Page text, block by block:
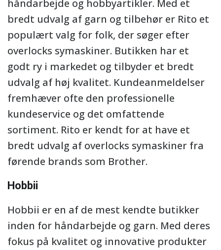
håndarbejde og hobbyartikler. Med et
bredt udvalg af garn og tilbehør er Rito et
populært valg for folk, der søger efter
overlocks symaskiner. Butikken har et
godt ry i markedet og tilbyder et bredt
udvalg af høj kvalitet. Kundeanmeldelser
fremhæver ofte den professionelle
kundeservice og det omfattende
sortiment. Rito er kendt for at have et
bredt udvalg af overlocks symaskiner fra
førende brands som Brother.
Hobbii
Hobbii er en af de mest kendte butikker
inden for håndarbejde og garn. Med deres
fokus på kvalitet og innovative produkter